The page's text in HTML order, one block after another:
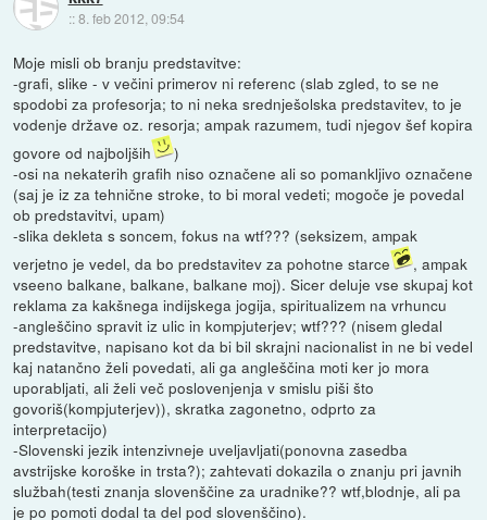
::8. feb 2012, 09:54
Moje misli ob branju predstavitve:
-grafi, slike - v večini primerov ni referenc (slab zgled, to se ne
spodobi za profesorja; to ni neka srednješolska predstavitev, to je
vodenje države oz. resorja; ampak razumem, tudi njegov šef kopira
govore od najboljših
)
-osi na nekaterih grafih niso označene ali so pomankljivo označene
(saj je iz za tehnične stroke, to bi moral vedeti; mogoče je povedal
ob predstavitvi, upam)
-slika dekleta s soncem, fokus na wtf??? (seksizem, ampak
verjetno je vedel, da bo predstavitev za pohotne starce
, ampak
vseeno balkane, balkane, balkane moj). Sicer deluje vse skupaj kot
reklama za kakšnega indijskega jogija, spiritualizem na vrhuncu
-angleščino spravit iz ulic in kompjuterjev; wtf??? (nisem gledal
predstavitve, napisano kot da bi bil skrajni nacionalist in ne bi vedel
kaj natančno želi povedati, ali ga angleščina moti ker jo mora
uporabljati, ali želi več poslovenjenja v smislu piši što
govoriš(kompjuterjev)), skratka zagonetno, odprto za
interpretacijo)
-Slovenski jezik intenzivneje uveljavljati(ponovna zasedba
avstrijske koroške in trsta?); zahtevati dokazila o znanju pri javnih
službah(testi znanja slovenščine za uradnike?? wtf,blodnje, ali pa
je po pomoti dodal ta del pod slovenščino).